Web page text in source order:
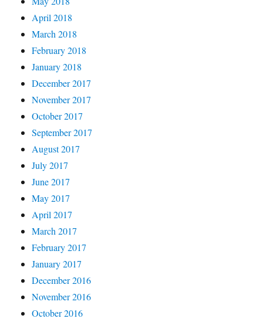
April 2018
March 2018
February 2018
January 2018
December 2017
November 2017
October 2017
September 2017
August 2017
July 2017
June 2017
May 2017
April 2017
March 2017
February 2017
January 2017
December 2016
November 2016
October 2016